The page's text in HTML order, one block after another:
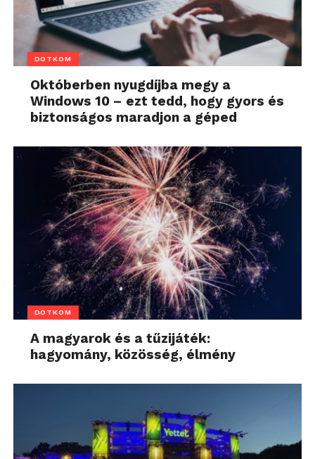
DOTKOM
Októberben nyugdíjba megy a
Windows 10 – ezt tedd, hogy gyors és
biztonságos maradjon a géped
DOTKOM
A magyarok és a tűzijáték:
hagyomány, közösség, élmény